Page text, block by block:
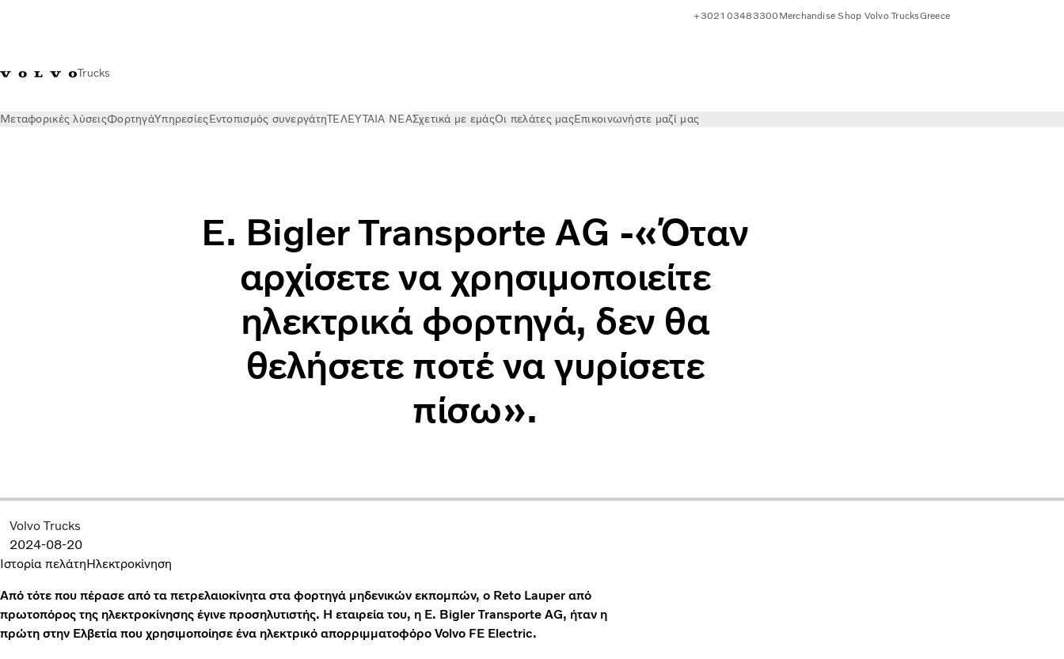
Trucks
+302103483300 Merchandise Shop Volvo TrucksGreece
Μεταφορικές λύσειςΦορτηγάΥπηρεσίεςΕντοπισμός συνεργάτηΤΕΛΕΥΤΑΙΑ ΝΕΑΣχετικά με εμάςΟι πελάτες μαςΕπικοινωνήστε μαζί μας
E. Bigler Transporte AG -«Όταν
αρχίσετε να χρησιμοποιείτε
ηλεκτρικά φορτηγά, δεν θα
θελήσετε ποτέ να γυρίσετε
πίσω».
Volvo Trucks
2024-08-20
Ιστορία πελάτηΗλεκτροκίνηση
Από τότε που πέρασε από τα πετρελαιοκίνητα στα φορτηγά μηδενικών εκπομπών, ο Reto Lauper από
πρωτοπόρος της ηλεκτροκίνησης έγινε προσηλυτιστής. Η εταιρεία του, η E. Bigler Transporte AG, ήταν η
πρώτη στην Ελβετία που χρησιμοποίησε ένα ηλεκτρικό απορριμματοφόρο Volvo FE Electric.